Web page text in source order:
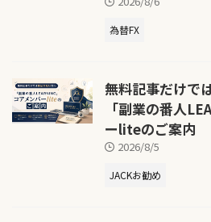
為替FX
無料記事だけで
「副業の番人
ーliteのご案内
2026/8/5
JACKお勧め